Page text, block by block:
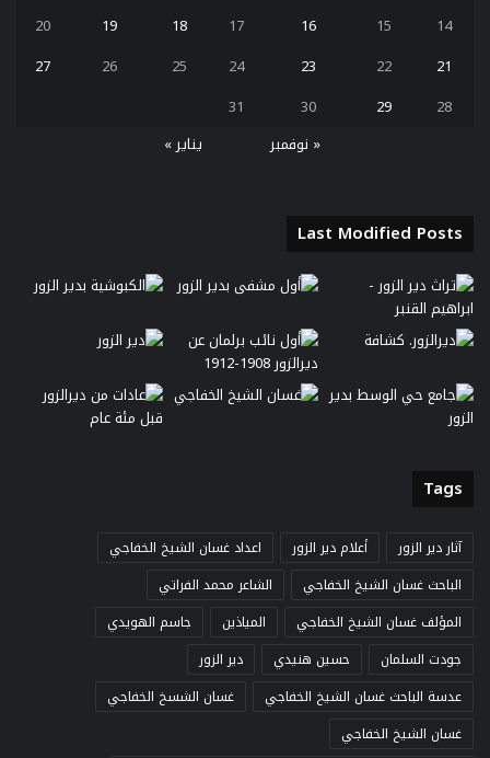
« نوفمبر يناير »
14
15
16
17
18
19
20
21
22
23
24
25
26
27
28
29
30
31
Last Modified Posts
Tags
آثار دير الزور أعلام دير الزور
اعداد غسان الشيخ الخفاجي
الباحث غسان الشيخ الخفاجي
الشاعر محمد الفراتي
المؤلف غسان الشيخ الخفاجي
المياذين
جاسم الهويدي
جودت السلمان
حسين هنيدي
دير الزور
عدسة الباحث غسان الشيخ الخفاجي
غسان الشسخ الخفاجي
غسان الشيخ الخفاجي